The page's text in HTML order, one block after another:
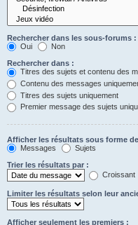
Rechercher dans les sous-forums :
Oui
Non
Rechercher dans :
Titres des sujets et contenu des
Contenu des messages
Titres des sujets uniquement
Premier message des sujets
Afficher les résultats sous forme
Messages
Sujets
Trier les résultats par :
Croissant
Limiter les résultats selon leur
Afficher seulement les premiers :